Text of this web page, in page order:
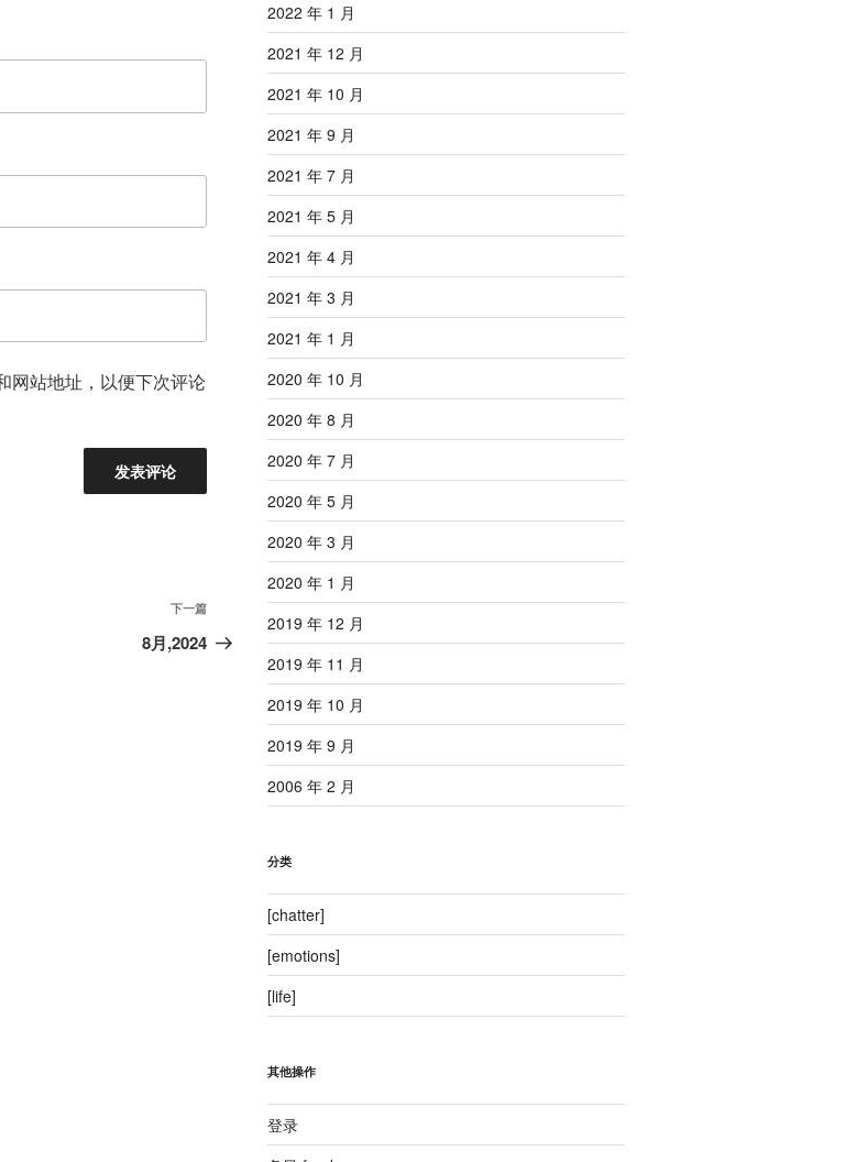
网站地址，以便下次评论
下
一
下一篇
8月,2024
2022 年 1 月
2021 年 12 月
2021 年 10 月
2021 年 9 月
2021 年 7 月
2021 年 5 月
2021 年 4 月
2021 年 3 月
2021 年 1 月
2020 年 10 月
2020 年 8 月
2020 年 7 月
2020 年 5 月
2020 年 3 月
2020 年 1 月
2019 年 12 月
2019 年 11 月
2019 年 10 月
2019 年 9 月
2006 年 2 月
分类
[chatter]
[emotions]
[life]
其他操作
登录